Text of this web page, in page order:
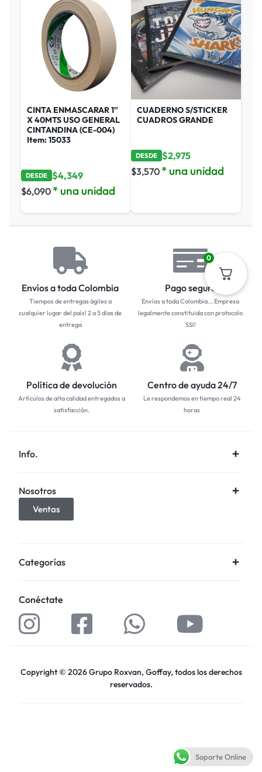
CINTA ENMASCARAR 1″
X 40MTS USO GENERAL
CINTANDINA (CE-004)
Item: 15033
DESDE $4,349
$6,090 * una unidad
CUADERNO S/STICKER
CUADROS GRANDE
DESDE $2,975
$3,570 * una unidad
Envíos a toda Colombia
Tiempos de entregas ágiles a
cualquier lugar del país! 2 a 5 días de
entrega
Pago seguro
Envíos a toda Colombia... Empresa
legalmente constituida con protocolo
SSl!
Política de devolución
Artículos de alta calidad entregados a
satisfacción.
Centro de ayuda 24/7
Le respondemos en tiempo real 24
horas
Info.
Nosotros
Ventas
Categorías
Conéctate
Copyright © 2026 Grupo Roxvan, Goffay, todos los derechos
reservados.
Soporte Online
0